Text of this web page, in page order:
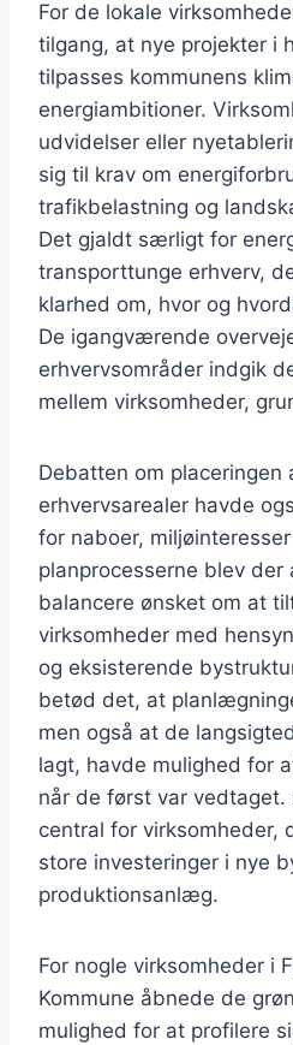
For de lokale
tilgang, at nye projekter i
tilpasses kommunens
energiambitioner.
udvidelser eller
sig til krav om
trafikbelastning og
Det gjaldt særligt for
transporttunge erhverv,
klarhed om, hvor og
De igangværende
erhvervsområder indgik
mellem virksomheder,
Debatten om placeringen
erhvervsarealer havde
for naboer,
planprocesserne blev
balancere ønsket om at
virksomheder med
og eksisterende
betød det, at
men også at de
lagt, havde mulighed for
når de først var
central for virksomheder,
store investeringer i nye
produktionsanlæg.
For nogle virksomheder i
Kommune åbnede de
mulighed for at profilere